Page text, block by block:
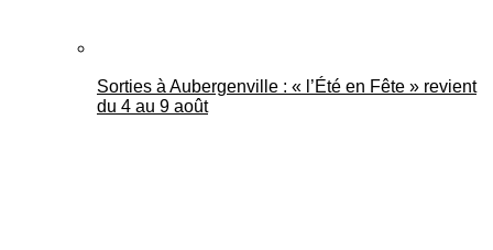
Sorties à Aubergenville : « l’Été en Fête » revient
du 4 au 9 août